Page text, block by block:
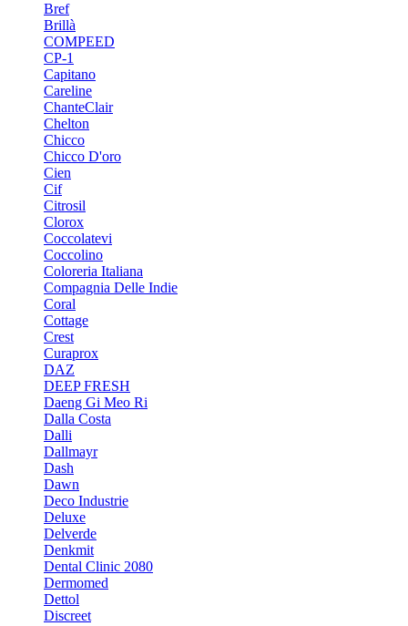
Bref
Brillà
COMPEED
CP-1
Capitano
Careline
ChanteСlair
Chelton
Chicco
Chicco D'oro
Cien
Cif
Citrosil
Clorox
Coccolatevi
Coccolino
Coloreria Italiana
Compagnia Delle Indie
Coral
Cottage
Crest
Curaprox
DAZ
DEEP FRESH
Daeng Gi Meo Ri
Dalla Costa
Dalli
Dallmayr
Dash
Dawn
Deco Industrie
Deluxe
Delverde
Denkmit
Dental Clinic 2080
Dermomed
Dettol
Discreet